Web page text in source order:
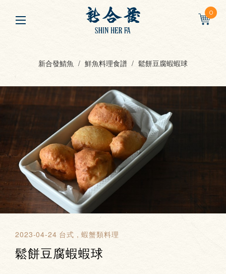
0
新合發鯖魚 鮮魚料理食譜 鬆餅豆腐蝦蝦球
2023-04-24 台式 蝦蟹類料理
鬆餅豆腐蝦蝦球